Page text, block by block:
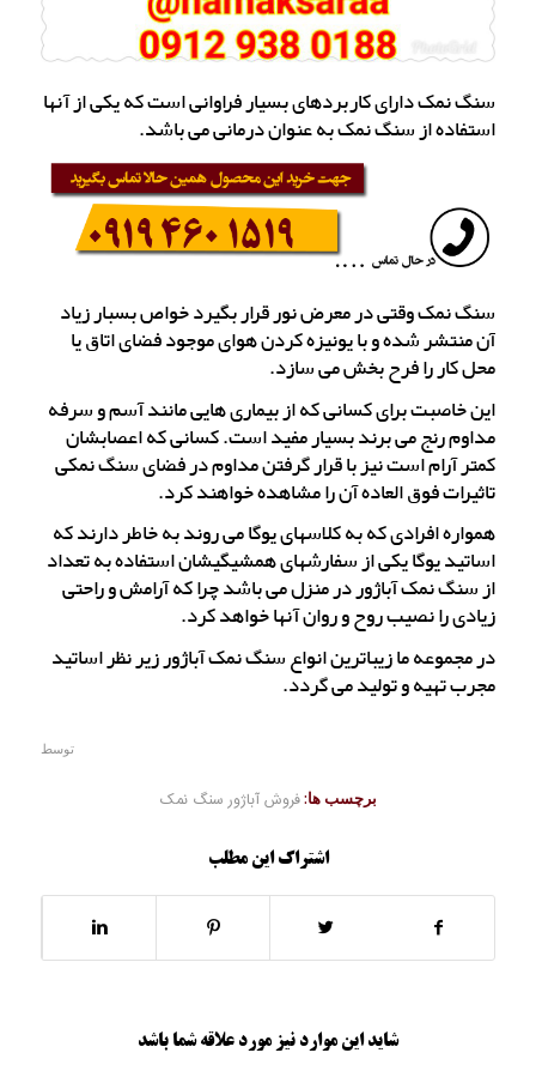
سنگ نمک دارای کاربردهای بسیار فراوانی است که یکی از آنها
استفاده از سنگ نمک به عنوان درمانی می باشد.
سنگ نمک وقتی در معرض نور قرار بگیرد خواص بسبار زیاد
آن منتشر شده و با یونیزه کردن هوای موجود فضای اتاق یا
محل کار را فرح بخش می سازد.
این خاصبت برای کسانی که از بیماری هایی مانند آسم و سرفه
مداوم رنج می برند بسیار مفید است. کسانی که اعصابشان
کمتر آرام است نیز با قرار گرفتن مداوم در فضای سنگ نمکی
تاثیرات فوق العاده آن را مشاهده خواهند کرد.
همواره افرادی که به کلاسهای یوگا می روند به خاطر دارند که
اساتید یوگا یکی از سفارشهای همشیگیشان استفاده به تعداد
از سنگ نمک آباژور در منزل می باشد چرا که آرامش و راحتی
زیادی را نصیب روح و روان آنها خواهد کرد.
در مجموعه ما زیباترین انواع سنگ نمک آباژور زیر نظر اساتید
مجرب تهیه و تولید می گردد.
توسط
برچسب ها: فروش آباژور سنگ نمک
اشتراک این مطلب
شاید این موارد نیز مورد علاقه شما باشد